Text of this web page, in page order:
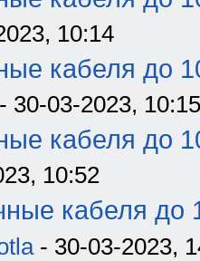
10:14
кабеля до
- 30-03-2023, 10:15
кабеля до
10:52
кабеля до
- 30-03-2023,